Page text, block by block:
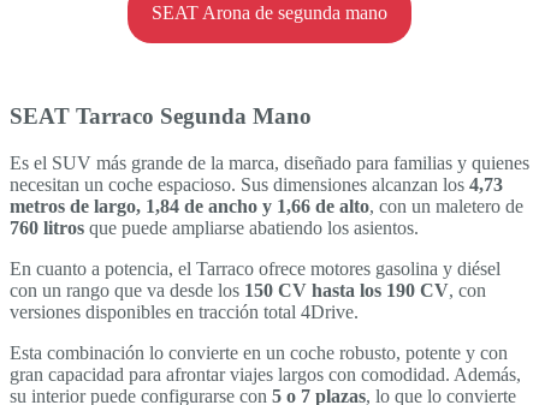
SEAT Arona de segunda mano
SEAT Tarraco Segunda Mano
Es el SUV más grande de la marca, diseñado para familias y quienes
necesitan un coche espacioso. Sus dimensiones alcanzan los 4,73
metros de largo, 1,84 de ancho y 1,66 de alto, con un maletero de
760 litros que puede ampliarse abatiendo los asientos.
En cuanto a potencia, el Tarraco ofrece motores gasolina y diésel
con un rango que va desde los 150 CV hasta los 190 CV, con
versiones disponibles en tracción total 4Drive.
Esta combinación lo convierte en un coche robusto, potente y con
gran capacidad para afrontar viajes largos con comodidad. Además,
su interior puede configurarse con 5 o 7 plazas, lo que lo convierte